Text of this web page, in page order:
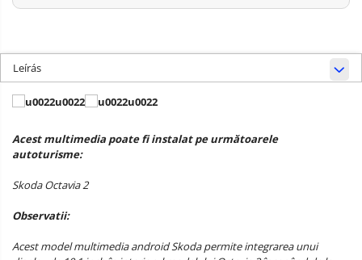
Leírás
Acest multimedia poate fi instalat pe următoarele
autoturisme:
Skoda Octavia 2
Observatii:
Acest model multimedia android Skoda permite integrarea unui